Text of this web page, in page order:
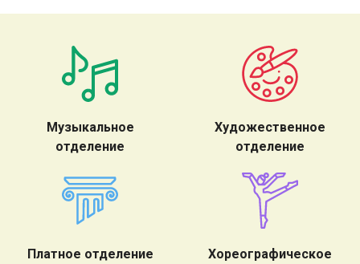
Музыкальное
отделение
Художественное
отделение
Платное отделение
Хореографическое